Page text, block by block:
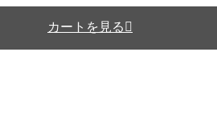
カートを見る